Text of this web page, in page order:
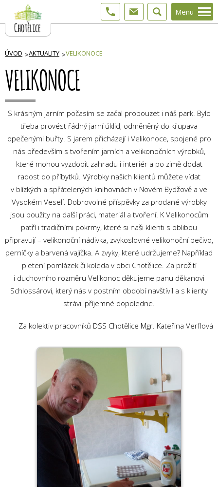
Menu
ÚVOD AKTUALITY VELIKONOCE
VELIKONOCE
S krásným jarním počasím se začal probouzet i náš park. Bylo
třeba provést řádný jarní úklid, odměněný do křupava
opečenými buřty. S jarem přicházejí i Velikonoce, spojené pro
nás především s tvořením jarních a velikonočních výrobků,
které mohou vyzdobit zahradu i interiér a po zimě dodat
radost do příbytků. Výrobky našich klientů můžete vídat
v blízkých a spřátelených knihovnách v Novém Bydžově a ve
Vysokém Veselí. Dobrovolné příspěvky za prodané výrobky
jsou použity na další práci, materiál a tvoření. K Velikonocům
patří i tradičními pokrmy, které si naši klienti s oblibou
připravují – velikonoční nádivka, zvykoslovné velikonoční pečivo,
perníčky a barvená vajíčka. A zvyky, které udržujeme? Například
pletení pomlázek či koleda v obci Chotělice. Za prožití
i duchovního rozměru Velikonoc děkujeme panu děkanovi
Schlossárovi, který nás v postním období navštívil a s klienty
strávil příjemné dopoledne.
Za kolektiv pracovníků DSS Chotělice Mgr. Kateřina Verflová